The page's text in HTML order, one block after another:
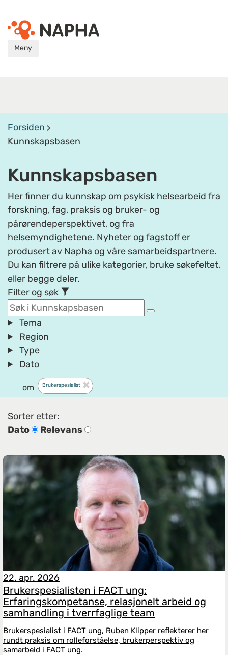
Meny
Forsiden
Kunnskapsbasen
Kunnskapsbasen
Her finner du kunnskap om psykisk helsearbeid fra
forskning, fag, praksis og bruker- og
pårørendeperspektivet, og fra
helsemyndighetene. Nyheter og fagstoff er
produsert av Napha og våre samarbeidspartnere.
Du kan filtrere på ulike kategorier, bruke søkefeltet,
eller begge deler.
Filter og søk
Tema
Region
Type
Dato
om Brukerspesialist
Sorter etter:
Dato
Relevans
22. apr. 2026
Brukerspesialisten i FACT ung:
Erfaringskompetanse, relasjonelt arbeid og
samhandling i tverrfaglige team
Brukerspesialist i FACT ung, Ruben Klipper reflekterer her
rundt praksis om rolleforståelse, brukerperspektiv og
samarbeid i FACT ung.